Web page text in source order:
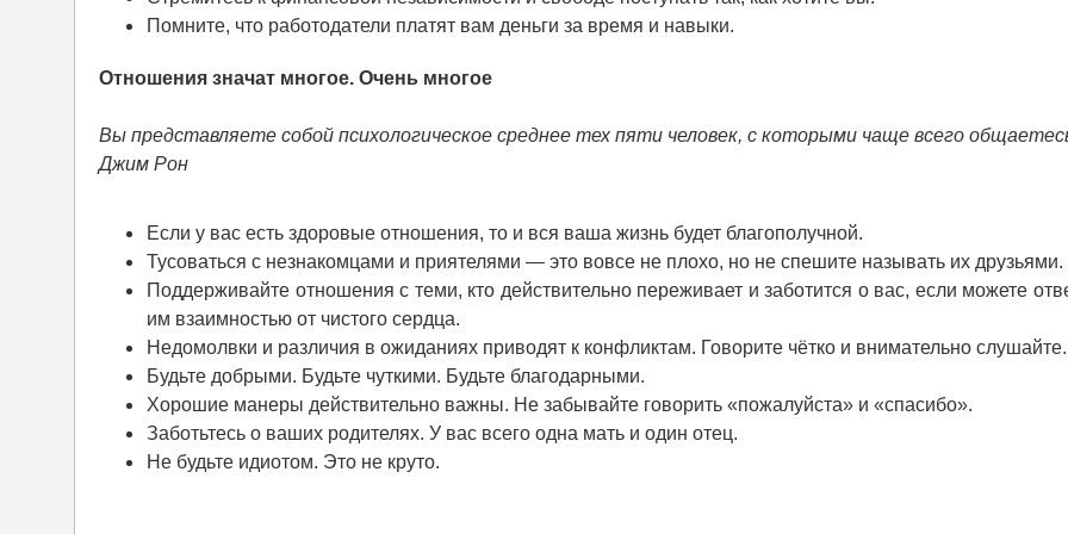
Помните, что работодатели платят вам деньги за время и навыки.
Отношения значат многое. Очень многое
Вы представляете собой психологическое среднее тех пяти человек, с которыми чаще всего
Джим Рон
Если у вас есть здоровые отношения, то и вся ваша жизнь будет благополучной.
Тусоваться с незнакомцами и приятелями — это вовсе не плохо, но не спешите называть их друзьями.
Поддерживайте отношения с теми, кто действительно переживает и заботится о вас, если можете
им взаимностью от чистого сердца.
Недомолвки и различия в ожиданиях приводят к конфликтам. Говорите чётко и внимательно слушайте.
Будьте добрыми. Будьте чуткими. Будьте благодарными.
Хорошие манеры действительно важны. Не забывайте говорить «пожалуйста» и «спасибо».
Заботьтесь о ваших родителях. У вас всего одна мать и один отец.
Не будьте идиотом. Это не круто.